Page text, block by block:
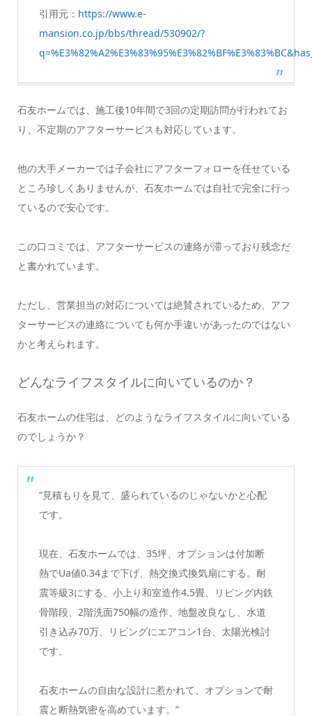
引用元： https://www.e-
mansion.co.jp/bbs/thread/530902/?
石友ホームでは、施工後10年間で3回の定期訪問が行われてお
り、不定期のアフターサービスも対応しています。
他の大手メーカーでは子会社にアフターフォローを任せている
ところ珍しくありませんが、石友ホームでは自社で完全に行っ
ているので安心です。
この口コミでは、アフターサービスの連絡が滞っており残念だ
と書かれています。
ただし、営業担当の対応については絶賛されているため、アフ
ターサービスの連絡についても何か手違いがあったのではない
かと考えられます。
どんなライフスタイルに向いているのか？
石友ホームの住宅は、どのようなライフスタイルに向いている
のでしょうか？
“見積もりを見て、盛られているのじゃないかと心配
です。
現在、石友ホームでは、35坪、オプションは付加断
熱でUa値0.34まで下げ、熱交換式換気扇にする。耐
震等級3にする、小上り和室造作4.5畳、リビング内鉄
骨階段、2階洗面750幅の造作、地盤改良なし、水道
引き込み70万、リビングにエアコン1台、太陽光検討
です。
石友ホームの自由な設計に惹かれて、オプションで耐
震と断熱気密を高めています。”